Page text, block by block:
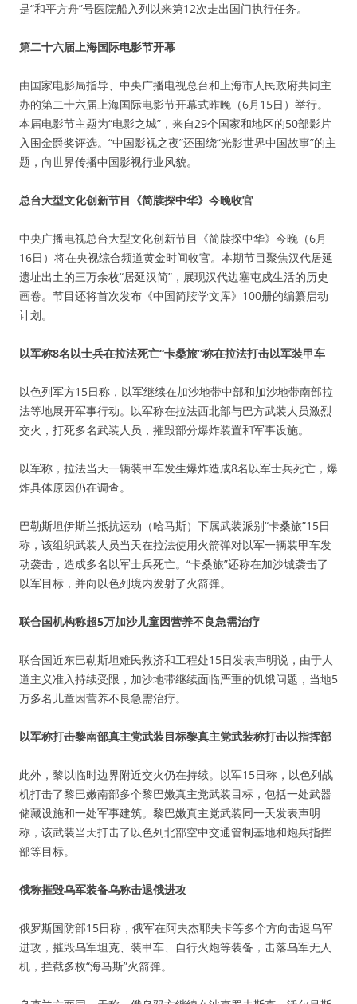
是“和平方舟”号医院船入列以来第12次走出国门执行任务。
第二十六届上海国际电影节开幕
由国家电影局指导、中央广播电视总台和上海市人民政府共同主
办的第二十六届上海国际电影节开幕式昨晚（6月15日）举行。
本届电影节主题为“电影之城”，来自29个国家和地区的50部影片
入围金爵奖评选。“中国影视之夜”还围绕“光影世界中国故事”的主
题，向世界传播中国影视行业风貌。
总台大型文化创新节目《简牍探中华》今晚收官
中央广播电视总台大型文化创新节目《简牍探中华》今晚（6月
16日）将在央视综合频道黄金时间收官。本期节目聚焦汉代居延
遗址出土的三万余枚“居延汉简”，展现汉代边塞屯戍生活的历史
画卷。节目还将首次发布《中国简牍学文库》100册的编纂启动
计划。
以军称8名以士兵在拉法死亡“卡桑旅”称在拉法打击以军装甲车
以色列军方15日称，以军继续在加沙地带中部和加沙地带南部拉
法等地展开军事行动。以军称在拉法西北部与巴方武装人员激烈
交火，打死多名武装人员，摧毁部分爆炸装置和军事设施。
以军称，拉法当天一辆装甲车发生爆炸造成8名以军士兵死亡，爆
炸具体原因仍在调查。
巴勒斯坦伊斯兰抵抗运动（哈马斯）下属武装派别“卡桑旅”15日
称，该组织武装人员当天在拉法使用火箭弹对以军一辆装甲车发
动袭击，造成多名以军士兵死亡。“卡桑旅”还称在加沙城袭击了
以军目标，并向以色列境内发射了火箭弹。
联合国机构称超5万加沙儿童因营养不良急需治疗
联合国近东巴勒斯坦难民救济和工程处15日发表声明说，由于人
道主义准入持续受限，加沙地带继续面临严重的饥饿问题，当地5
万多名儿童因营养不良急需治疗。
以军称打击黎南部真主党武装目标黎真主党武装称打击以指挥部
此外，黎以临时边界附近交火仍在持续。以军15日称，以色列战
机打击了黎巴嫩南部多个黎巴嫩真主党武装目标，包括一处武器
储藏设施和一处军事建筑。黎巴嫩真主党武装同一天发表声明
称，该武装当天打击了以色列北部空中交通管制基地和炮兵指挥
部等目标。
俄称摧毁乌军装备乌称击退俄进攻
俄罗斯国防部15日称，俄军在阿夫杰耶夫卡等多个方向击退乌军
进攻，摧毁乌军坦克、装甲车、自行火炮等装备，击落乌军无人
机，拦截多枚“海马斯”火箭弹。